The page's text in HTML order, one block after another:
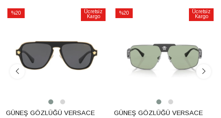
%20
Ücretsiz
Kargo
GÜNEŞ GÖZLÜĞÜ VERSACE
%20
Ücretsiz
Kargo
GÜNEŞ GÖZLÜĞÜ VERSACE